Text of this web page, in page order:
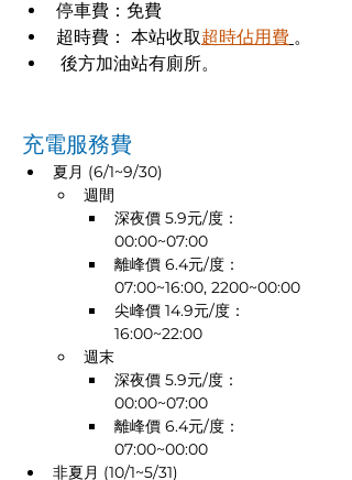
停車費：免費
​超時費： 本站收取超時佔用費 。
後方加油站有廁所。
充電服務費
夏月 (6/1~9/30)
週間
深夜價 5.9元/度：
00:00~07:00
離峰價 6.4元/度：
07:00~16:00, 2200~00:00
尖峰價 14.9元/度：
16:00~22:00
週末
深夜價 5.9元/度：
00:00~07:00
離峰價 6.4元/度：
07:00~00:00
非夏月 (10/1~5/31)